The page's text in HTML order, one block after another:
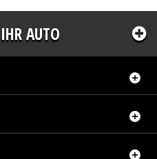
AUTO